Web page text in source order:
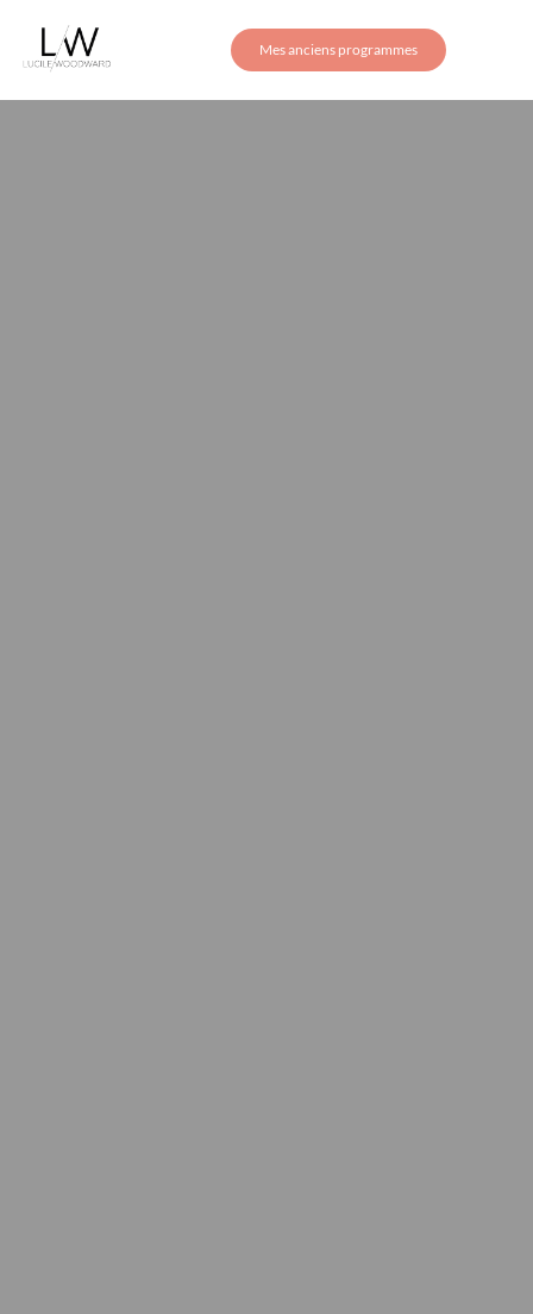
Mes anciens programmes